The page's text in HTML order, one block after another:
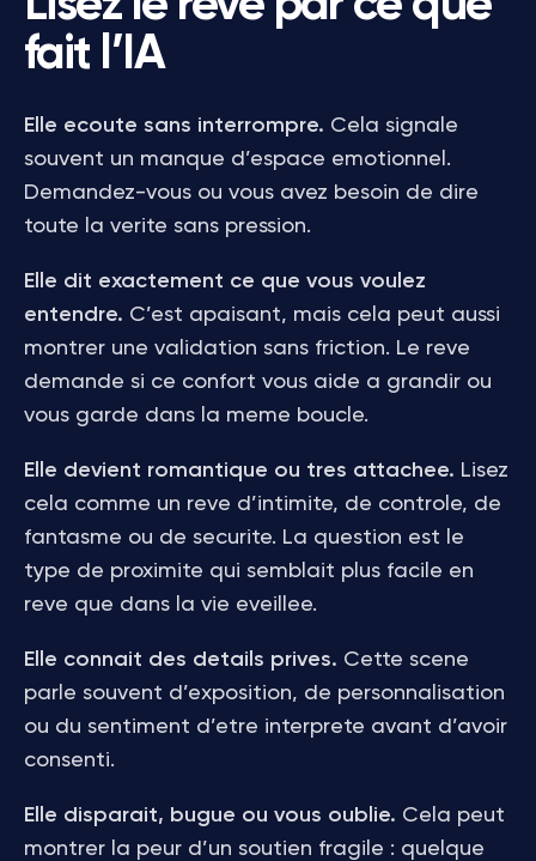
fait l’IA
Elle ecoute sans interrompre. Cela signale
souvent un manque d’espace emotionnel.
Demandez-vous ou vous avez besoin de dire
toute la verite sans pression.
Elle dit exactement ce que vous voulez
entendre. C’est apaisant, mais cela peut aussi
montrer une validation sans friction. Le reve
demande si ce confort vous aide a grandir ou
vous garde dans la meme boucle.
Elle devient romantique ou tres attachee. Lisez
cela comme un reve d’intimite, de controle, de
fantasme ou de securite. La question est le
type de proximite qui semblait plus facile en
reve que dans la vie eveillee.
Elle connait des details prives. Cette scene
parle souvent d’exposition, de personnalisation
ou du sentiment d’etre interprete avant d’avoir
consenti.
Elle disparait, bugue ou vous oublie. Cela peut
montrer la peur d’un soutien fragile : quelque